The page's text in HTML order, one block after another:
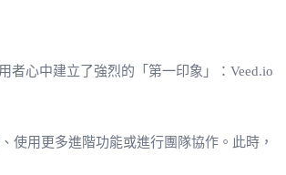
心中建立了強烈的「第一印象」：Veed.io
使用更多進階功能或進行團隊協作。此時，